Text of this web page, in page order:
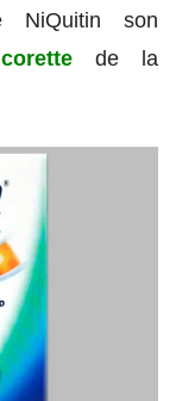
NiQuitin son
de la